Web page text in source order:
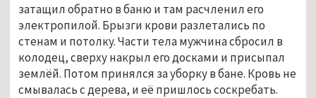
затащил обратно в баню и там расчленил его
электропилой. Брызги крови разлетались по
стенам и потолку. Части тела мужчина сбросил в
колодец, сверху накрыл его досками и присыпал
землёй. Потом принялся за уборку в бане. Кровь не
смывалась с дерева, и её пришлось соскребать.